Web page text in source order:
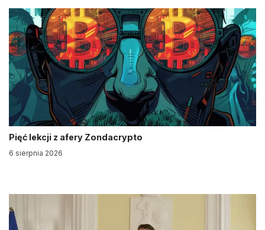
Pięć lekcji z afery Zondacrypto
6 sierpnia 2026